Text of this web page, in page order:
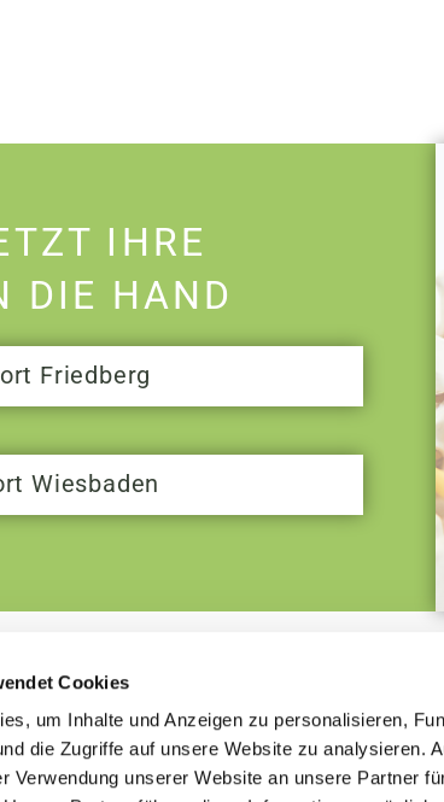
Cookies
um Inhalte und Anzeigen zu personalisieren,
die Zugriffe auf unsere Website zu analysieren.
Verwendung unserer Website an unsere Partner
IHRE
DIE HAND
Friedberg
Wiesbaden